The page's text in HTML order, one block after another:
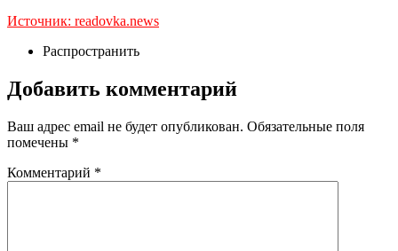
Источник: readovka.news
Распространить
Добавить комментарий
Ваш адрес email не будет опубликован. Обязательные поля
помечены *
Комментарий *